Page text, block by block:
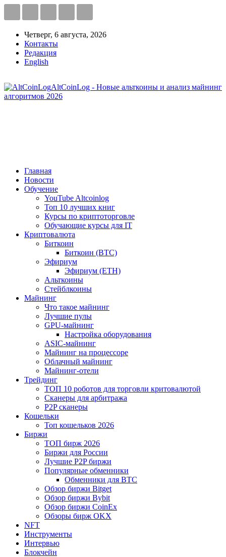
Четверг, 6 августа, 2026
Контакты
Редакция
English
AltCoinLog - Новые альткоины и анализ майнинг
алгоритмов 2026
Главная
Новости
Обучение
YouTube Altcoinlog
Топ 10 лучших книг
Курсы по криптоторговле
Обучающие курсы для IT
Криптовалюта
Биткоин
Биткоин (BTC)
Эфириум
Эфириум (ETH)
Альткоины
Стейблкоины
Майнинг
Что такое майнинг
Лучшие пулы
GPU-майнинг
Настройка оборудования
ASIC-майнинг
Майнинг на процессоре
Облачный майнинг
Майнинг-отели
Трейдинг
ТОП 10 роботов для торговли критовалютой
Сканеры для арбитража
P2P сканеры
Кошельки
Топ кошельков 2026
Биржи
ТОП бирж 2026
Биржи для России
Лучшие P2P биржи
Популярные обменники
Обменники для BTC
Обзор биржи Bitget
Обзор биржи Bybit
Обзор биржи CoinEx
Обзоры бирж OKX
NFT
Инструменты
Интервью
Блокчейн